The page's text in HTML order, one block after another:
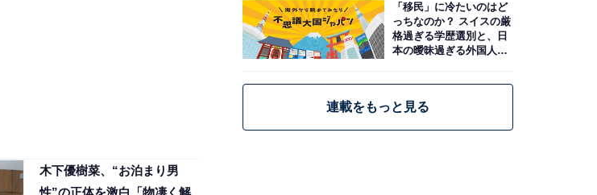
木下優樹菜、“お泊まり男
「移民」に冷たいのはど
っちなのか？ スイスの厳
格過ぎる学歴選別と、日
本の曖昧過ぎる外国人政
連載をもっと見る